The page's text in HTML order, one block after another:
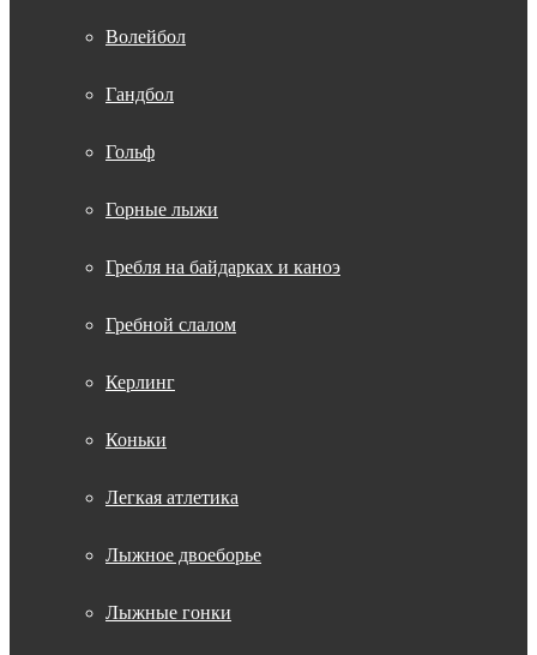
Волейбол
Гандбол
Гольф
Горные лыжи
Гребля на байдарках и каноэ
Гребной слалом
Керлинг
Коньки
Легкая атлетика
Лыжное двоеборье
Лыжные гонки